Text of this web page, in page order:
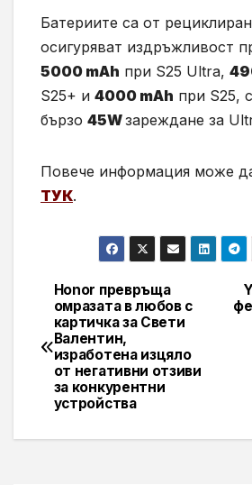
Батериите са от
осигуряват издръжливост
5000 mAh при S25 Ultra,
S25+ и 4000 mAh при S25,
бързо 45Wзареждане за
Повече информация може
ТУК.
Навигация
Honor превръща
омразата в любов с
картичка за Свети
Валентин,
изработена изцяло
от негативни отзиви
за конкурентни
устройства